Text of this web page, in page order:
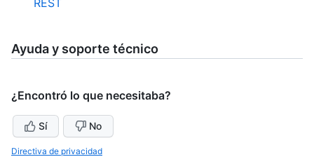
REST
Ayuda y soporte técnico
¿Encontró lo que necesitaba?
Sí No
Directiva de privacidad